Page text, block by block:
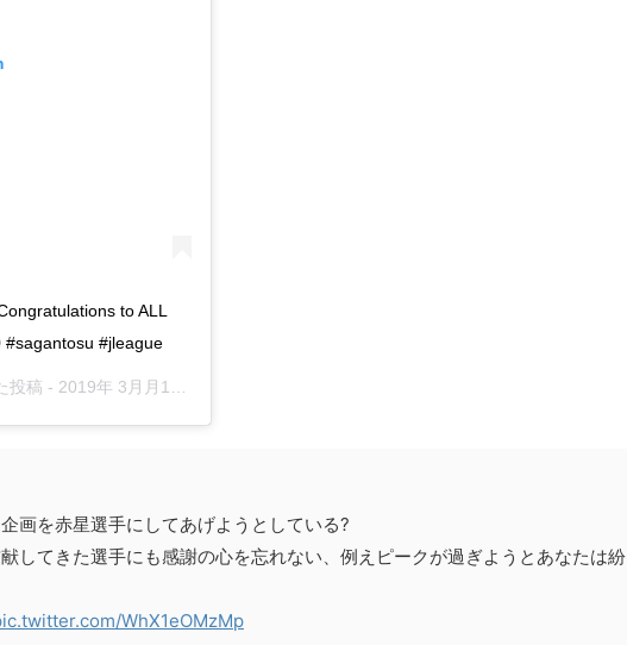
to ALL
#sagantosu #jleague
投稿 - 2019年 3月月17日午前6時17分PDT
画を赤星選手にしてあげようとしている?
してきた選手にも感謝の心を忘れない、例えピークが過ぎようとあなたは紛
WhX1eOMzMp